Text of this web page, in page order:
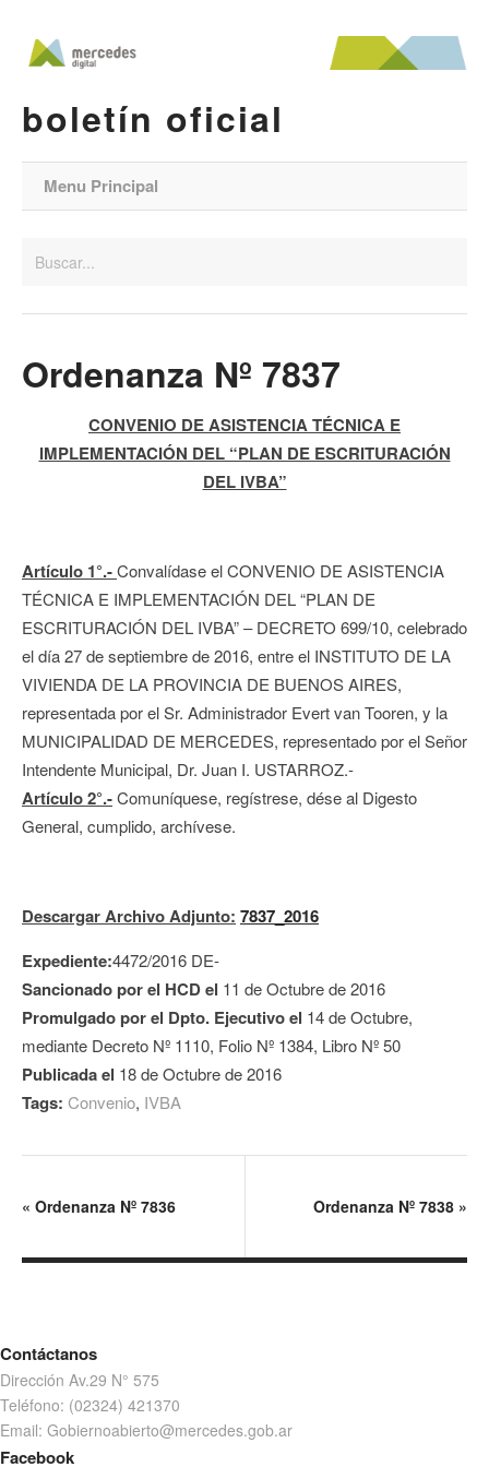
boletín oficial
Menu Principal
Ordenanza Nº 7837
CONVENIO DE ASISTENCIA TÉCNICA E
IMPLEMENTACIÓN DEL “PLAN DE ESCRITURACIÓN
DEL IVBA”
Artículo 1°.-Convalídase el CONVENIO DE ASISTENCIA
TÉCNICA E IMPLEMENTACIÓN DEL “PLAN DE
ESCRITURACIÓN DEL IVBA” – DECRETO 699/10, celebrado
el día 27 de septiembre de 2016, entre el INSTITUTO DE LA
VIVIENDA DE LA PROVINCIA DE BUENOS AIRES,
representada por el Sr. Administrador Evert van Tooren, y la
MUNICIPALIDAD DE MERCEDES, representado por el Señor
Intendente Municipal, Dr. Juan I. USTARROZ.-
Artículo 2°.-Comuníquese, regístrese, dése al Digesto
General, cumplido, archívese.
Descargar Archivo Adjunto: 7837_2016
Expediente:4472/2016 DE-
Sancionado por el HCD el 11 de Octubre de 2016
Promulgado por el Dpto. Ejecutivo el 14 de Octubre,
mediante Decreto Nº 1110, Folio Nº 1384, Libro Nº 50
Publicada el 18 de Octubre de 2016
Tags: Convenio, IVBA
« Ordenanza Nº 7836 Ordenanza Nº 7838 »
Contáctanos
Dirección Av.29 N° 575
Teléfono: (02324) 421370
Email: Gobiernoabierto@mercedes.gob.ar
Facebook